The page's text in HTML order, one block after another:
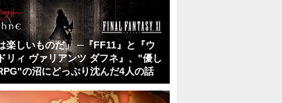
楽しいものだ」 ─『FF11』と『ウ
リィ ヴァリアンツ ダフネ』、"優し
の沼にどっぷり沈んだ4人の話